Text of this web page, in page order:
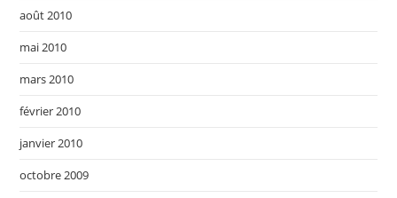
août 2010
mai 2010
mars 2010
février 2010
janvier 2010
octobre 2009